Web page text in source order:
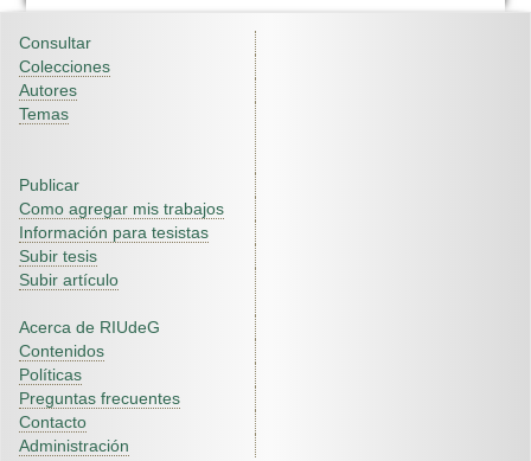
Consultar
Colecciones
Autores
Temas
Publicar
Como agregar mis trabajos
Información para tesistas
Subir tesis
Subir artículo
Acerca de RIUdeG
Contenidos
Políticas
Preguntas frecuentes
Contacto
Administración